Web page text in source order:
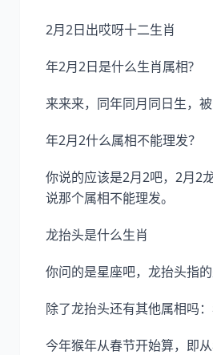
2月2日出哎呀十二生肖
年2月2日是什么生肖属相?
来来来，同年同月同日生，
年2月2什么属相不能理发？
你说的应该是2月2吧，2月2
说那个属相不能理发。
龙抬头是什么生肖
你问的是星座吧，龙抬头指
除了龙抬头还有其他属相吗
今年猴年从春节开始算，即